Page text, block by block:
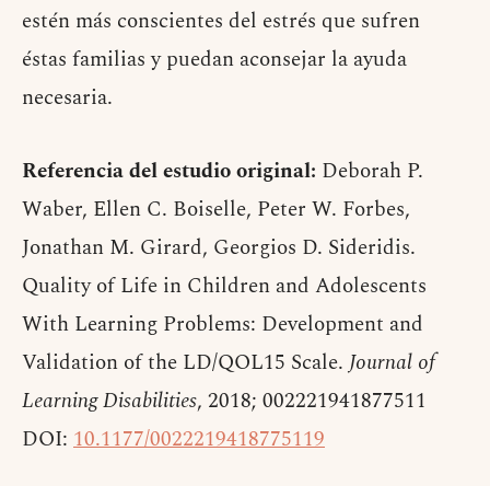
estén más conscientes del estrés que sufren
éstas familias y puedan aconsejar la ayuda
necesaria.
Referencia del estudio original: Deborah P.
Waber, Ellen C. Boiselle, Peter W. Forbes,
Jonathan M. Girard, Georgios D. Sideridis.
Quality of Life in Children and Adolescents
With Learning Problems: Development and
Validation of the LD/QOL15 Scale.Journal of
Learning Disabilities, 2018; 002221941877511
DOI: 10.1177/0022219418775119